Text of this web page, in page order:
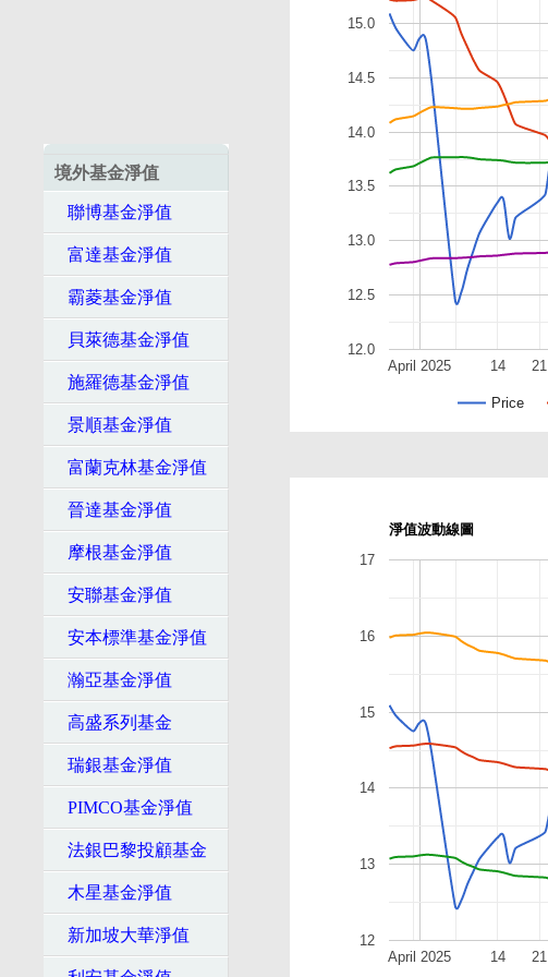
境外基金淨值
聯博基金淨值
富達基金淨值
霸菱基金淨值
貝萊德基金淨值
施羅德基金淨值
景順基金淨值
富蘭克林基金淨值
晉達基金淨值
摩根基金淨值
安聯基金淨值
安本標準基金淨值
瀚亞基金淨值
高盛系列基金
瑞銀基金淨值
PIMCO基金淨值
法銀巴黎投顧基金
木星基金淨值
新加坡大華淨值
Price
April 2025 14 21
12.0
12.5
13.0
13.5
14.0
14.5
15.0
淨值波動線圖
April 2025 14 21
12
13
14
15
16
17